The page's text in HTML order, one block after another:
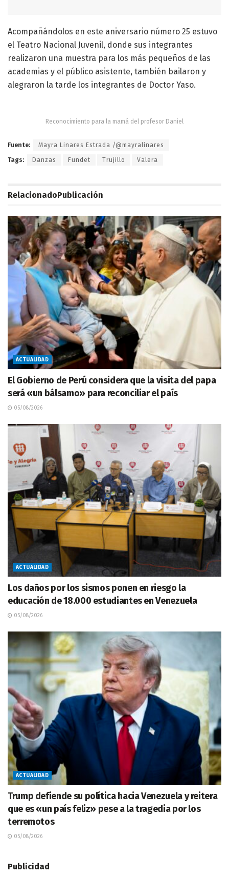
Acompañándolos en este aniversario número 25 estuvo
el Teatro Nacional Juvenil, donde sus integrantes
realizaron una muestra para los más pequeños de las
academias y el público asistente, también bailaron y
alegraron la tarde los integrantes de Doctor Yaso.
Reconocimiento para la mamá del profesor Daniel
Fuente: Mayra Linares Estrada /@mayralinares
Tags: Danzas Fundet Trujillo Valera
RelacionadoPublicación
ACTUALIDAD
El Gobierno de Perú considera que la visita del papa
será «un bálsamo» para reconciliar el país
05/08/2026
ACTUALIDAD
Los daños por los sismos ponen en riesgo la
educación de 18.000 estudiantes en Venezuela
05/08/2026
ACTUALIDAD
Trump defiende su política hacia Venezuela y reitera
que es «un país feliz» pese a la tragedia por los
terremotos
05/08/2026
Publicidad